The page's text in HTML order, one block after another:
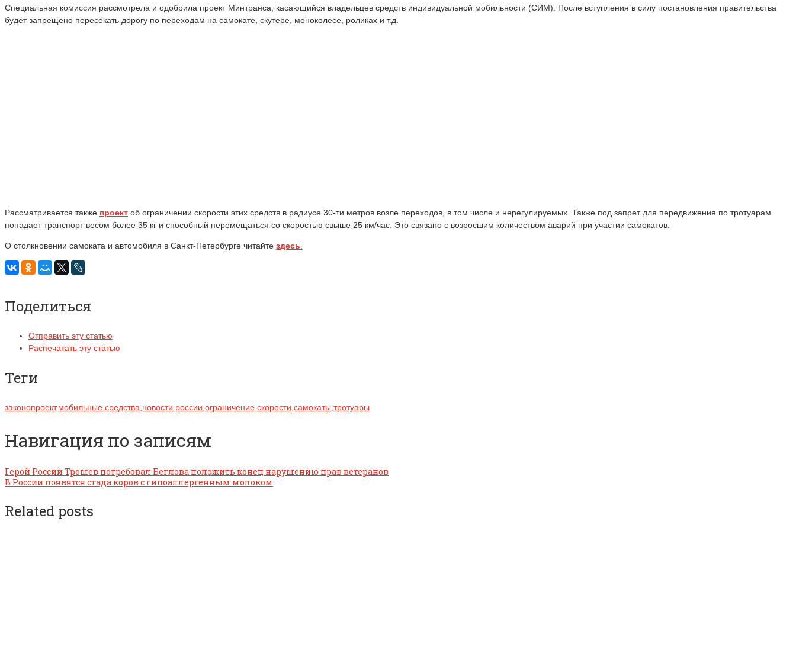
Специальная комиссия рассмотрела и одобрила проект Минтранса, касающийся владельцев средств индивидуальной мобильности (СИМ). После вступления в силу постановления правительства
будет запрещено пересекать дорогу по переходам на самокате, скутере, моноколесе, роликах и т.д.
Рассматривается также проект об ограничении скорости этих средств в радиусе 30-ти метров возле переходов, в том числе и нерегулируемых. Также под запрет для передвижения по тротуарам
попадает транспорт весом более 35 кг и способный перемещаться со скоростью свыше 25 км/час. Это связано с возросшим количеством аварий при участии самокатов.
О столкновении самоката и автомобиля в Санкт-Петербурге читайте здесь
Поделиться
Отправить эту статью
Распечатать эту статью
Теги
законопроект,мобильные средства новости россии ограничение скорости самокаты тротуары
Навигация по записям
Герой России Трошев потребовал Беглова положить конец нарушению прав ветеранов
В России появятся стада коров с гипоаллергенным молоком
Related posts